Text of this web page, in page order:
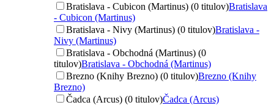
Bratislava - Cubicon (Martinus) (0 titulov)Bratislava
- Cubicon (Martinus)
Bratislava - Nivy (Martinus) (0 titulov)Bratislava -
Nivy (Martinus)
Bratislava - Obchodná (Martinus) (0
titulov)Bratislava - Obchodná (Martinus)
Brezno (Knihy Brezno) (0 titulov)Brezno (Knihy
Brezno)
Čadca (Arcus) (0 titulov)Čadca (Arcus)